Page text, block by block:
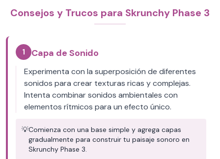
Consejos y Trucos para Skrunchy Phase 3
1 Capa de Sonido
Experimenta con la superposición de diferentes
sonidos para crear texturas ricas y complejas.
Intenta combinar sonidos ambientales con
elementos rítmicos para un efecto único.
💡Comienza con una base simple y agrega capas
gradualmente para construir tu paisaje sonoro en
Skrunchy Phase 3.